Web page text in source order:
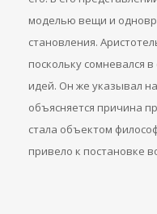
моделью вещи и
становления.
поскольку сомневался
идей. Он же указывал
объясняется причина
стала объектом
привело к постановке